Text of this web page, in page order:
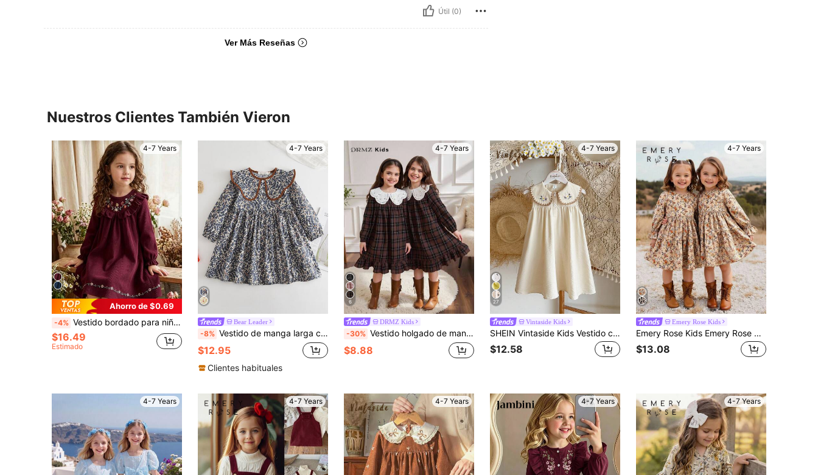
Útil (0)
Ver Más Reseñas
Nuestros Clientes También Vieron
4-7 Years
Ahorro de $0.69
-4% Vestido bordado para niña, diseño de cuello con volantes y bordado delicado, vestido holgado de manga larga, adecuado para salidas diarias/ocio al aire libre/vacaciones/estilo princesa, primavera/otoño
$16.49
Estimado
4-7 Years
Bear Leader
-8% Vestido de manga larga con cuello Peter Pan y ajuste holgado con estampado floral diminuto para niñas jóvenes
$12.95
Clientes habituales
4-7 Years
6
DRMZ Kids
-30% Vestido holgado de manga larga con cuello de encaje, estampado de cuadros marrones y parches, estilo universitario vintage para niñas jóvenes, otoño/invierno
$8.88
4-7 Years
27
Vintaside Kids
SHEIN Vintaside Kids Vestido casual de verano para niña con cuello de esmoquin y bordado floral
$12.58
4-7 Years
Emery Rose Kids
Emery Rose Kids Emery Rose Kids Vestido casual de línea A con cuello redondo, manga abullonada y estampado floral diminuto para niña, nueva llegada de otoño e invierno, para niña, a juego con mamá y hermanas, de vuelta a la escuela
$13.08
4-7 Years 4-7 Years 4-7 Years 4-7 Years 4-7 Years